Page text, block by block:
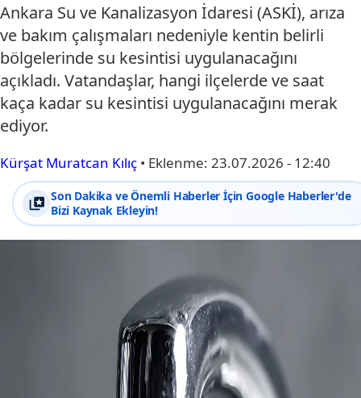
Ankara Su ve Kanalizasyon İdaresi (ASKİ), arıza
ve bakım çalışmaları nedeniyle kentin belirli
bölgelerinde su kesintisi uygulanacağını
açıkladı. Vatandaşlar, hangi ilçelerde ve saat
kaça kadar su kesintisi uygulanacağını merak
ediyor.
Kürşat Muratcan Kılıç • Eklenme: 23.07.2026 - 12:40
Son Dakika ve Önemli Haberler İçin Google Haberler'de
Bizi Kaynak Ekleyin!